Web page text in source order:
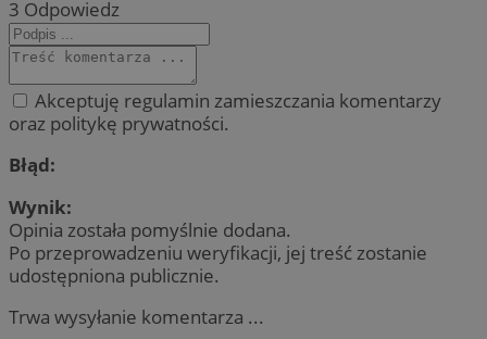
3 Odpowiedz
Akceptuję regulamin zamieszczania komentarzy
oraz politykę prywatności.
Błąd:
Wynik:
Opinia została pomyślnie dodana.
Po przeprowadzeniu weryfikacji, jej treść zostanie
udostępniona publicznie.
Trwa wysyłanie komentarza ...